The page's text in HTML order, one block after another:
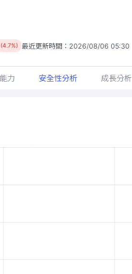
最近更新時間： 2026/08/06 05:30
力 安全性分析 成長分析